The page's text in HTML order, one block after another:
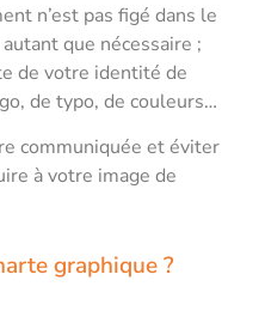
n’est pas figé dans le
que nécessaire ;
de votre identité de
de typo, de couleurs…
communiquée et éviter
à votre image de
graphique ?